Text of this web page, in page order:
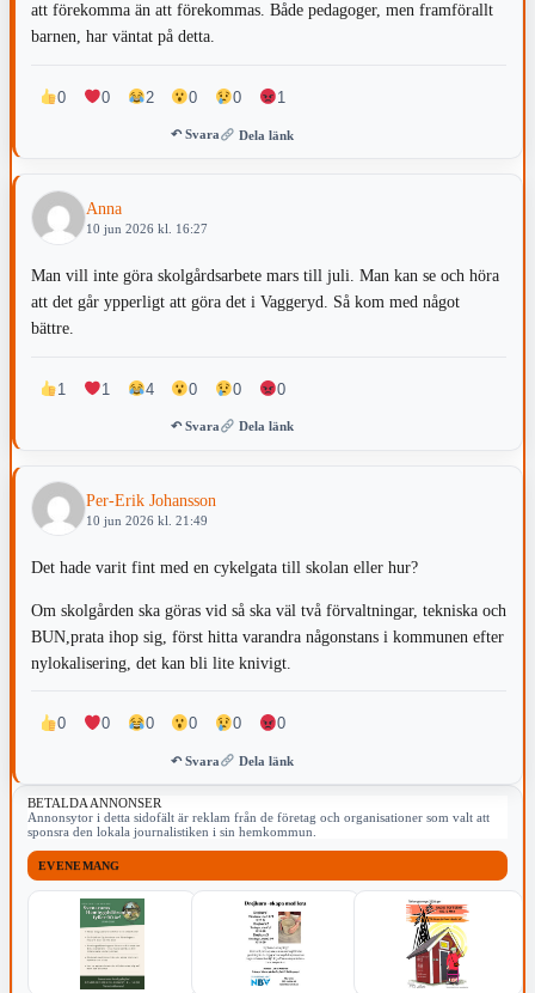
att förekomma än att förekommas. Både pedagoger, men framförallt
barnen, har väntat på detta.
0 0 2 0 0 1
↶ Svara Dela länk
Anna
10 jun 2026 kl. 16:27
Man vill inte göra skolgårdsarbete mars till juli. Man kan se och höra
att det går ypperligt att göra det i Vaggeryd. Så kom med något
bättre.
1 1 4 0 0 0
↶ Svara Dela länk
Per-Erik Johansson
10 jun 2026 kl. 21:49
Det hade varit fint med en cykelgata till skolan eller hur?
Om skolgården ska göras vid så ska väl två förvaltningar, tekniska och
BUN,prata ihop sig, först hitta varandra någonstans i kommunen efter
nylokalisering, det kan bli lite knivigt.
0 0 0 0 0 0
↶ Svara Dela länk
BETALDA ANNONSER
Annonsytor i detta sidofält är reklam från de företag och organisationer som valt att
sponsra den lokala journalistiken i sin hemkommun.
EVENEMANG